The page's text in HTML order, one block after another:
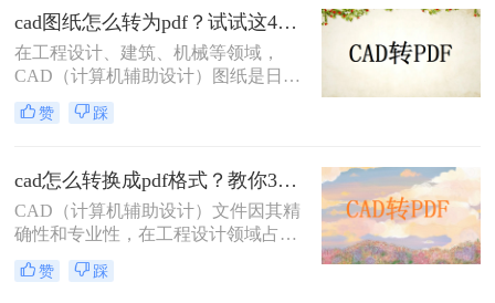
保护设计文件的完整性和版权。那么
CAD如何批量转PDF呢？本文将介绍
两种将CAD图纸批量转换为PDF的高
效方法。
cad图纸怎么转为pdf？试试这4种实用转换方法！
在工程设计、建筑、机械等领域，
CAD（计算机辅助设计）图纸是日常
工作中不可或缺的重要文件。然而，
为了更方便地分享、存档和打印这些
档格式）格式是一个明智的选择。那
么cad图纸怎么转为pdf呢？本文将详
细介绍三种将CAD图纸转换为PDF的
实用方法。
赞 踩
cad怎么转换成pdf格式？教你3个简单的转换方法！
CAD（计算机辅助设计）文件因其精
确性和专业性，在工程设计领域占据
重要地位。然而，为了便于共享、打
印和查看，有时需要将CAD文件转换
赞 踩